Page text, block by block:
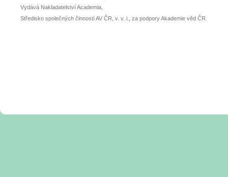
Vydává Nakladatelství Academia,
Středisko společných činností AV ČR, v. v. i., za podpory Akademie věd ČR.